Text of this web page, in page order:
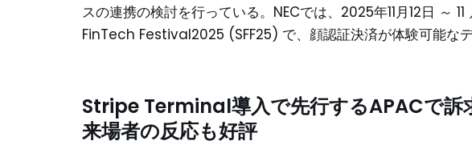
スの連携の検討を行っている。NECでは、2025年11月12日 ～
FinTech Festival2025 (SFF25) で、顔認証決済が体験可能なデ
Stripe Terminal導入で先行するAPACで訴
来場者の反応も好評